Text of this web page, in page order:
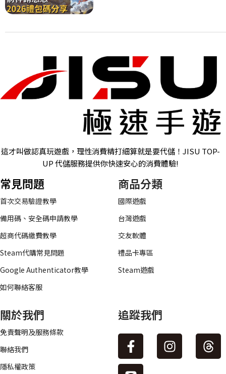
這才叫做認真玩遊戲，理性消費精打細算就是要代儲！JISU TOP-
UP 代儲服務提供你快速安心的消費體驗!
常見問題
首次交易驗證教學
備用碼、安全碼申請教學
超商代碼繳費教學
Steam代購常見問題
Google Authenticator教學
如何聯絡客服
商品分類
國際遊戲
台灣遊戲
交友軟體
禮品卡專區
Steam遊戲
關於我們
免責聲明及服務條款
聯絡我們
隱私權政策
追蹤我們